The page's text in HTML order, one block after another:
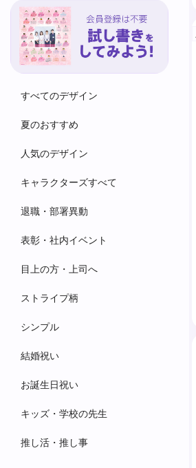
すべてのデザイン
夏のおすすめ
人気のデザイン
キャラクターズすべて
退職・部署異動
表彰・社内イベント
目上の方・上司へ
ストライプ柄
シンプル
結婚祝い
お誕生日祝い
キッズ・学校の先生
推し活・推し事